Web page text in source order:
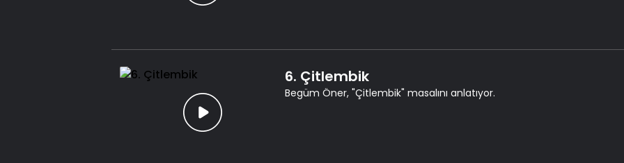
6. Çitlembik
Begüm Öner, "Çitlembik" masalını anlatıyor.